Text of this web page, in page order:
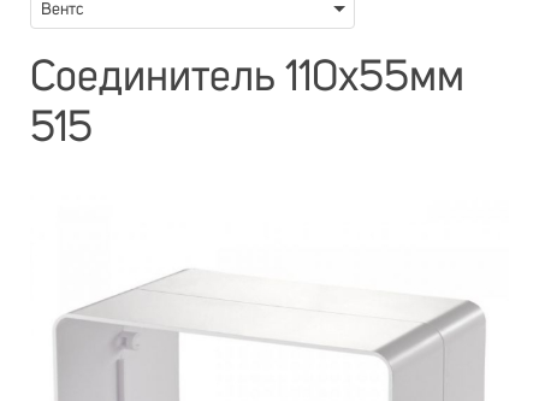
Вентс
Соединитель 110х55мм
515